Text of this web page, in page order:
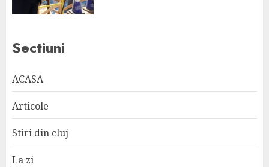
Sectiuni
ACASA
Articole
Stiri din cluj
La zi